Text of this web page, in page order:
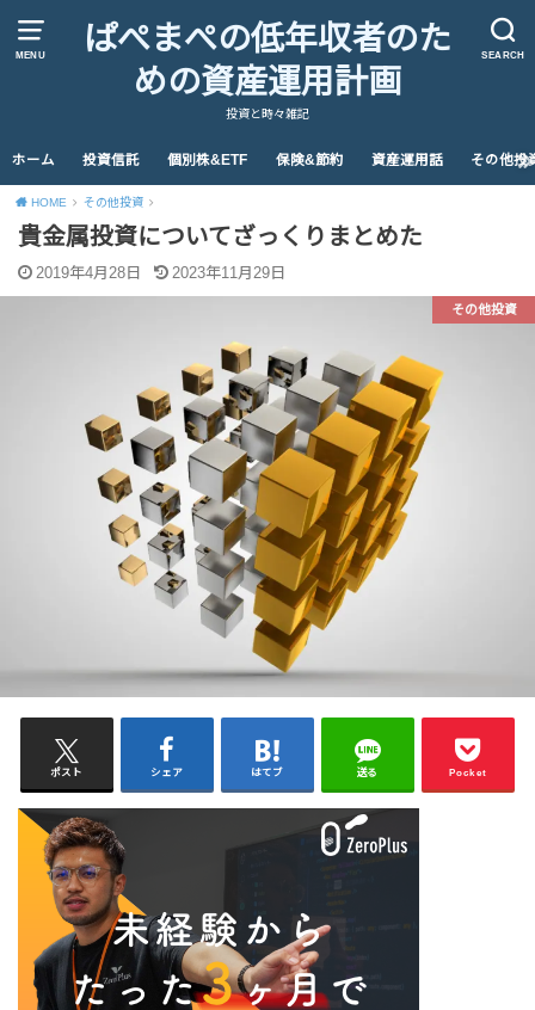
MENU SEARCH
ぱぺまぺの低年収者のた
めの資産運用計画
投資と時々雑記
ホーム 投資信託 個別株&ETF 保険&節約 資産運用話 その他投
HOME その他投資
貴金属投資についてざっくりまとめた
2019年4月28日 2023年11月29日
その他投資
ポスト シェア はてブ 送る Pocket